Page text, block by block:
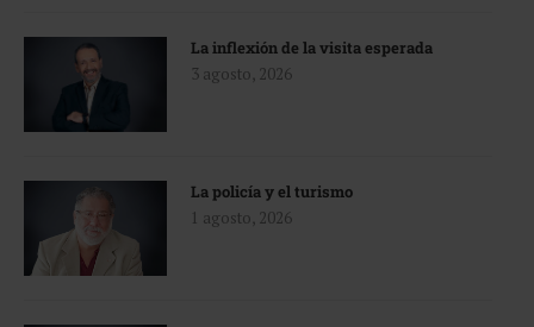
La inflexión de la visita esperada
3 agosto, 2026
La policía y el turismo
1 agosto, 2026